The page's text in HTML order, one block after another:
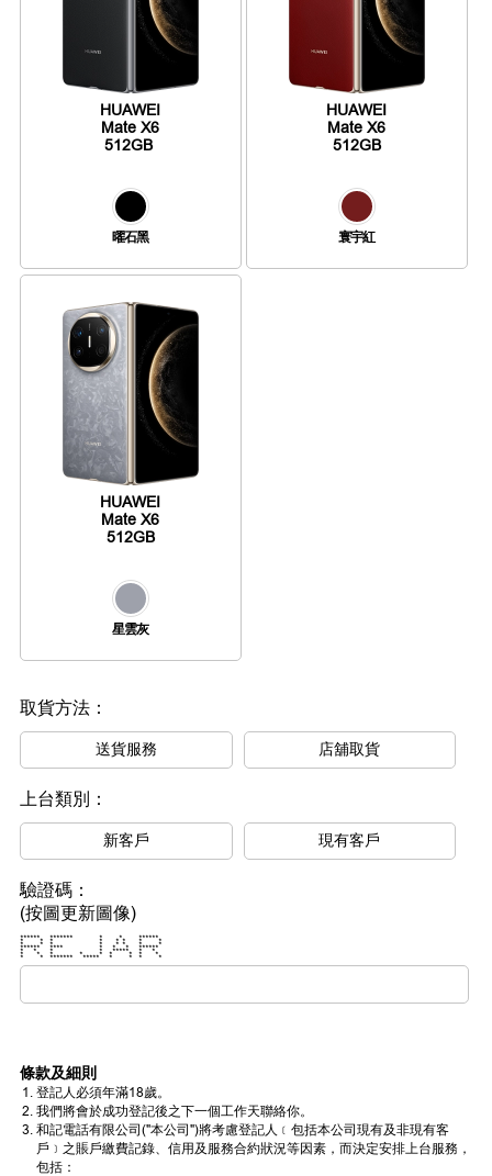
HUAWEI
Mate X6
512GB
曜石黑
HUAWEI
Mate X6
512GB
寰宇紅
HUAWEI
Mate X6
512GB
星雲灰
取貨方法：
送貨服務 店舖取貨
上台類別：
新客戶 現有客戶
驗證碼：
(按圖更新圖像)
****** ******* * * ******
* * * * * * * *
* * * * * * * *
****** **** * * * ******
* * * * ***** * *
* * * * * * * * *
* * ******* ***** * * * *
條款及細則
登記人必須年滿18歲。
我們將會於成功登記後之下一個工作天聯絡你。
和記電話有限公司("本公司")將考慮登記人﹝包括本公司現有及非現有客
戶﹞之賬戶繳費記錄、信用及服務合約狀況等因素，而決定安排上台服務，
包括：